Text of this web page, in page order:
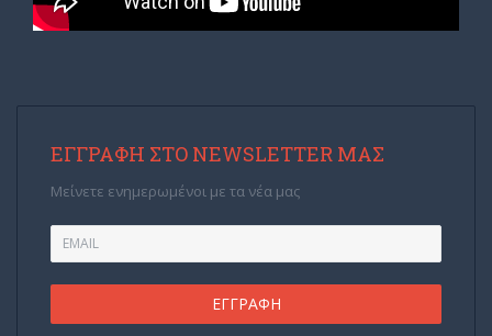
ΕΓΓΡΑΦΉ ΣΤΟ NEWSLETTER ΜΑΣ
Μείνετε ενημερωμένοι με τα νέα μας